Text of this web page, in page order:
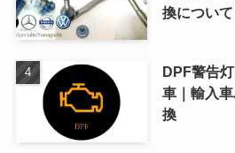
換について
DPF警告
車｜輸入
換